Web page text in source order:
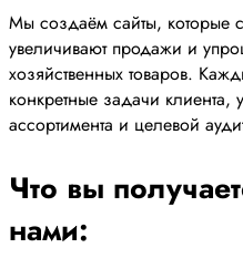
Мы создаём сайты, которые
увеличивают продажи и
хозяйственных товаров.
конкретные задачи клиента,
ассортимента и целевой
Что вы
нами: